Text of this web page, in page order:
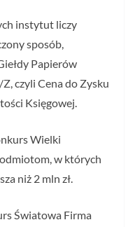
instytut liczy
sposób,
Papierów
czyli Cena do Zysku
Księgowej.
Wielki
w których
niż 2 mln zł.
Światowa Firma